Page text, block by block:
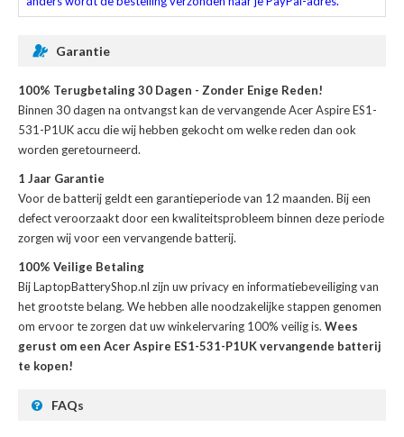
Garantie
100% Terugbetaling 30 Dagen - Zonder Enige Reden!
Binnen 30 dagen na ontvangst kan devervangende Acer Aspire ES1-
531-P1UK accu die wij hebben gekocht om welke reden dan ook
worden geretourneerd.
1 Jaar Garantie
Voor debatterij geldt een garantieperiode van 12 maanden. Bij een
defect veroorzaakt door een kwaliteitsprobleem binnen deze periode
zorgen wij voor een vervangende batterij.
100% Veilige Betaling
Bij LaptopBatteryShop.nl zijn uw privacy en informatiebeveiliging van
het grootste belang. We hebben alle noodzakelijke stappen genomen
om ervoor te zorgen dat uw winkelervaring 100% veilig is. Wees
gerust om een Acer Aspire ES1-531-P1UK vervangende batterij
te kopen!
FAQs